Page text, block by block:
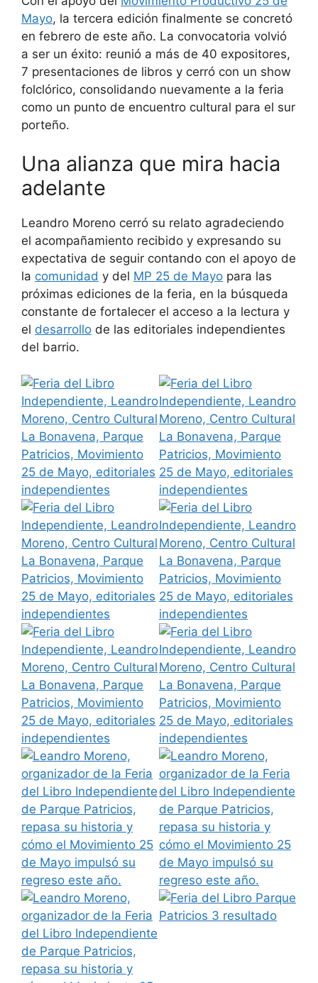
Mayo, la tercera edición finalmente se concretó
en febrero de este año. La convocatoria volvió
a ser un éxito: reunió a más de 40 expositores,
7 presentaciones de libros y cerró con un show
folclórico, consolidando nuevamente a la feria
como un punto de encuentro cultural para el sur
porteño.
Una alianza que mira hacia
adelante
Leandro Moreno cerró su relato agradeciendo
el acompañamiento recibido y expresando su
expectativa de seguir contando con el apoyo de
la comunidad y del MP 25 de Mayo para las
próximas ediciones de la feria, en la búsqueda
constante de fortalecer el acceso a la lectura y
el desarrollo de las editoriales independientes
del barrio.